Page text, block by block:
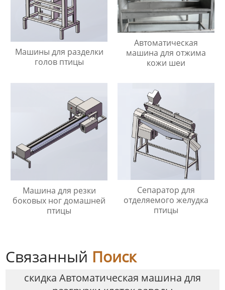
Машины для разделки
голов птицы
Автоматическая
машина для отжима
кожи шеи
Машина для резки
боковых ног домашней
птицы
Сепаратор для
отделяемого желудка
птицы
Связанный Поиск
скидка Автоматическая машина для